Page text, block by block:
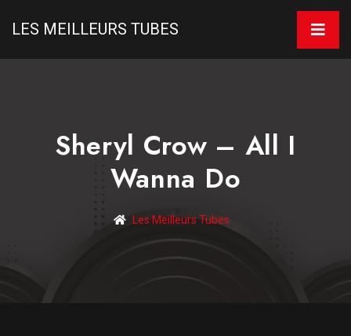
LES MEILLEURS TUBES
Sheryl Crow – All I
Wanna Do
Les Meilleurs Tubes